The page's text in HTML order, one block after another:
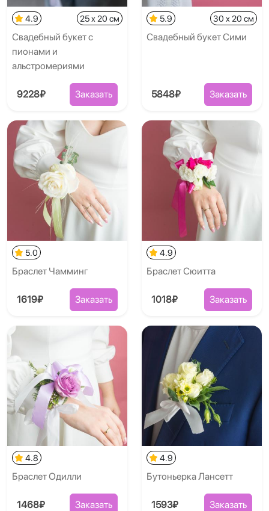
4.9 25 x 20 см
Свадебный букет с
пионами и
альстромериями
9228₽ Заказать
5.9 30 x 20 см
Свадебный букет Сими
5848₽ Заказать
5.0
Браслет Чамминг
1619₽ Заказать
4.9
Браслет Сюитта
1018₽ Заказать
4.8
​Брасле​т Одилли
1468₽ Заказать
4.9
Бутоньерка Лансетт
1593₽ Заказать